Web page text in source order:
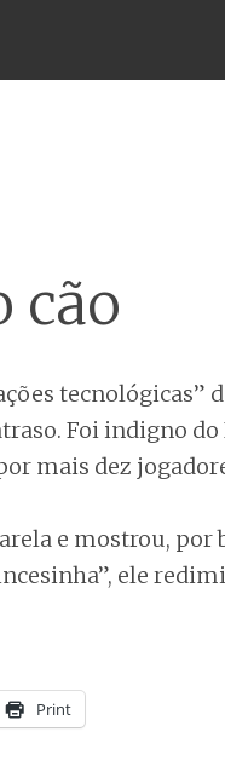
cão
tecnológicas”
Foi indigno do
mais dez
e mostrou, por
ele
Print